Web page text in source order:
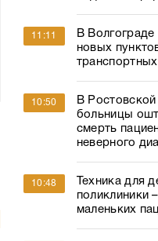
11:11
В
новых
10:50
В
больницы
смерть
неверного
10:48
Техника для
поликлиники
маленьких